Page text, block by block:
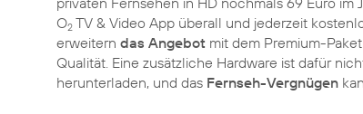
O2 TV & Video App überall und jederzeit
erweitern das Angebot mit dem Premium-
Qualität. Eine zusätzliche Hardware ist dafür
herunterladen, und das Fernseh-Vergnügen